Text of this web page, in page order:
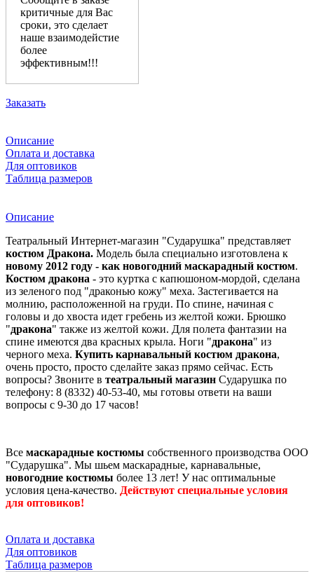
критичные для Вас
сроки, это сделает
наше взаимодейстие
более
эффективным!!!
Заказать
Описание
Оплата и доставка
Для оптовиков
Таблица размеров
Описание
Театральный Интернет-магазин "Сударушка" представляет
костюм Дракона. Модель была cпециально изготовлена к
новому 2012 году - как новогодний маскарадный костюм.
Костюм дракона - это куртка с капюшоном-мордой, сделана
из зеленого под "драконью кожу" меха. Застегивается на
молнию, расположенной на груди. По спине, начиная с
головы и до хвоста идет гребень из желтой кожи. Брюшко
"дракона" также из желтой кожи. Для полета фантазии на
спине имеются два красных крыла. Ноги "дракона" из
черного меха. Купить карнавальный костюм дракона,
очень просто, просто сделайте заказ прямо сейчас. Есть
вопросы? Звоните в театральный магазин Сударушка по
телефону: 8 (8332) 40-53-40, мы готовы ответи на ваши
вопросы с 9-30 до 17 часов!
Все маскарадные костюмы собственного производства ООО
"Сударушка". Мы шьем маскарадные, карнавальные,
новогодние костюмы более 13 лет! У нас оптимальные
условия цена-качество. Действуют специальные условия
для оптовиков!
Оплата и доставка
Для оптовиков
Таблица размеров